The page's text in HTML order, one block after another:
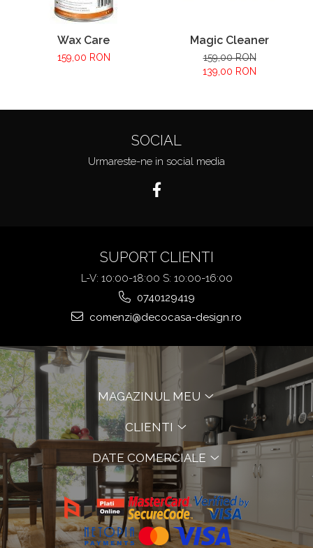
Wax Care
159,00 RON
Magic Cleaner
159,00 RON
139,00 RON
SOCIAL
Urmareste-ne in social media
SUPORT CLIENTI
L-V: 10:00-18:00 S: 10:00-16:00
0740129419
comenzi@decocasa-design.ro
MAGAZINUL MEU
CLIENTI
DATE COMERCIALE